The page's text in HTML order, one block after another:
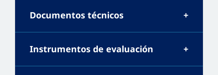
Documentos técnicos
Instrumentos de evaluación